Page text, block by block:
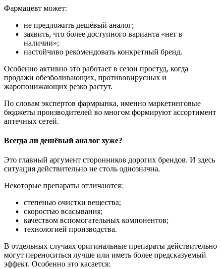
Фармацевт может:
не предложить дешёвый аналог;
заявить, что более доступного варианта «нет в
наличии»;
настойчиво рекомендовать конкретный бренд.
Особенно активно это работает в сезон простуд, когда
продажи обезболивающих, противовирусных и
жаропонижающих резко растут.
По словам экспертов фармрынка, именно маркетинговые
бюджеты производителей во многом формируют ассортимент
аптечных сетей.
Всегда ли дешёвый аналог хуже?
Это главный аргумент сторонников дорогих брендов. И здесь
ситуация действительно не столь однозначна.
Некоторые препараты отличаются:
степенью очистки вещества;
скоростью всасывания;
качеством вспомогательных компонентов;
технологией производства.
В отдельных случаях оригинальные препараты действительно
могут переноситься лучше или иметь более предсказуемый
эффект. Особенно это касается: